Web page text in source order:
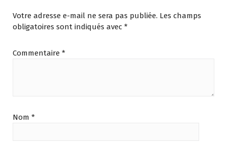
Votre adresse e-mail ne sera pas publiée. Les champs
obligatoires sont indiqués avec *
Commentaire *
Nom *